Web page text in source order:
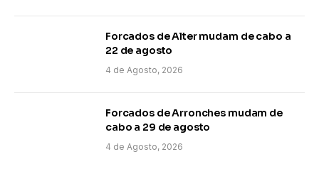
Forcados de Alter mudam de cabo a
22 de agosto
4 de Agosto, 2026
Forcados de Arronches mudam de
cabo a 29 de agosto
4 de Agosto, 2026